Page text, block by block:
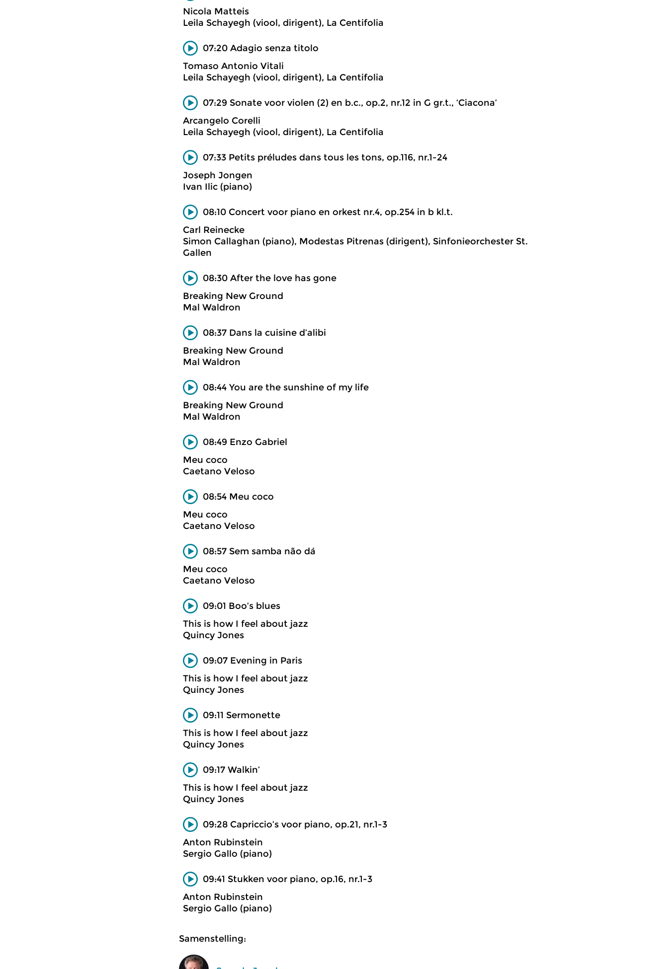
Nicola Matteis
Leila Schayegh (viool, dirigent), La Centifolia
07:20 Adagio senza titolo
Tomaso Antonio Vitali
Leila Schayegh (viool, dirigent), La Centifolia
07:29 Sonate voor violen (2) en b.c., op.2, nr.12 in G gr.t., ‘Ciacona’
Arcangelo Corelli
Leila Schayegh (viool, dirigent), La Centifolia
07:33 Petits préludes dans tous les tons, op.116, nr.1-24
Joseph Jongen
Ivan Ilic (piano)
08:10 Concert voor piano en orkest nr.4, op.254 in b kl.t.
Carl Reinecke
Simon Callaghan (piano), Modestas Pitrenas (dirigent), Sinfonieorchester St.
Gallen
08:30 After the love has gone
Breaking New Ground
Mal Waldron
08:37 Dans la cuisine d’alibi
Breaking New Ground
Mal Waldron
08:44 You are the sunshine of my life
Breaking New Ground
Mal Waldron
08:49 Enzo Gabriel
Meu coco
Caetano Veloso
08:54 Meu coco
Meu coco
Caetano Veloso
08:57 Sem samba não dá
Meu coco
Caetano Veloso
09:01 Boo’s blues
This is how I feel about jazz
Quincy Jones
09:07 Evening in Paris
This is how I feel about jazz
Quincy Jones
09:11 Sermonette
This is how I feel about jazz
Quincy Jones
09:17 Walkin’
This is how I feel about jazz
Quincy Jones
09:28 Capriccio’s voor piano, op.21, nr.1-3
Anton Rubinstein
Sergio Gallo (piano)
09:41 Stukken voor piano, op.16, nr.1-3
Anton Rubinstein
Sergio Gallo (piano)
Samenstelling: